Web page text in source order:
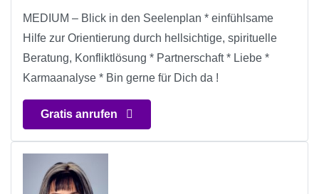
MEDIUM – Blick in den Seelenplan * einfühlsame
Hilfe zur Orientierung durch hellsichtige, spirituelle
Beratung, Konfliktlösung * Partnerschaft * Liebe *
Karmaanalyse * Bin gerne für Dich da !
Gratis anrufen